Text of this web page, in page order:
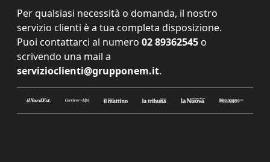
Per qualsiasi necessità o domanda, il nostro
servizio clienti è a tua completa disposizione.
Puoi contattarci al numero 02 89362545 o
scrivendo una mail a
servizioclienti@grupponem.it.